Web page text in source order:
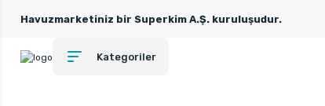
Havuzmarketiniz bir Superkim A.Ş. kuruluşudur.
Kategoriler